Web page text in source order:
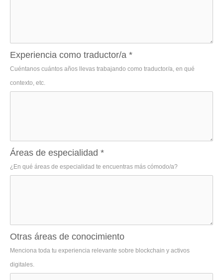
Experiencia como traductor/a *
Cuéntanos cuántos años llevas trabajando como traductor/a, en qué
contexto, etc.
Áreas de especialidad *
¿En qué áreas de especialidad te encuentras más cómodo/a?
Otras áreas de conocimiento
Menciona toda tu experiencia relevante sobre blockchain y activos
digitales.